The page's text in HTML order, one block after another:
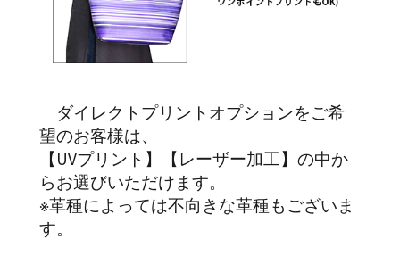
ダイレクトプリントオプションをご希
望のお客様は、
【UVプリント】【レーザー加工】の中か
らお選びいただけます。
※革種によっては不向きな革種もございま
す。